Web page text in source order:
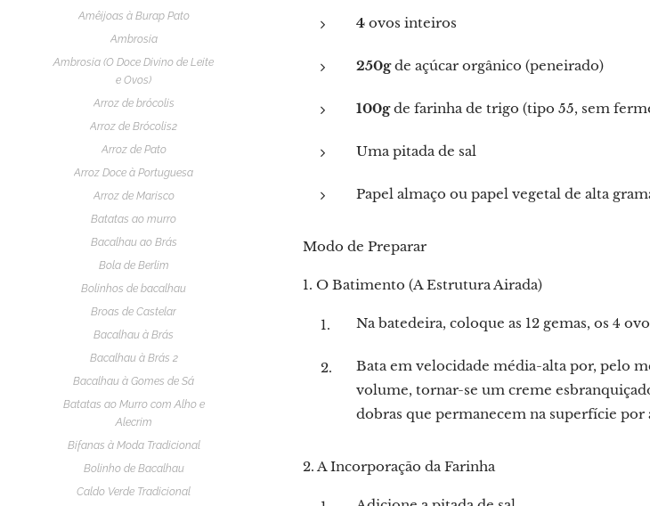
Amêijoas à Burap Pato
Ambrosia
Ambrosia (O Doce Divino de Leite
e Ovos)
Arroz de brócolis
Arroz de Brócolis2
Arroz de Pato
Arroz Doce à Portuguesa
Arroz de Marisco
Batatas ao murro
Bacalhau ao Brás
Bola de Berlim
Bolinhos de bacalhau
Broas de Castelar
Bacalhau à Brás
Bacalhau à Brás 2
Bacalhau à Gomes de Sá
Batatas ao Murro com Alho e
Alecrim
Bifanas à Moda Tradicional
Bolinho de Bacalhau
Caldo Verde Tradicional
4 ovos inteiros
250gde açúcar orgânico (peneirado)
100gde farinha de trigo (tipo 55, sem
Uma pitada de sal
Papel almaço ou papel vegetal de alta
Modo de Preparar
1. O Batimento (A Estrutura Airada)
Na batedeira, coloque as 12 gemas, os 4
Bata em velocidade média-alta por, pelo
volume, tornar-se um creme
dobras que permanecem na superfície por
2. A Incorporação da Farinha